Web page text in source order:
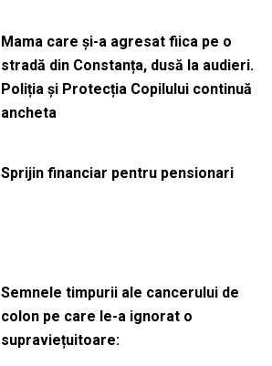
Mama care și-a agresat fiica pe o
stradă din Constanța, dusă la audieri.
Poliția și Protecția Copilului continuă
ancheta
Sprijin financiar pentru pensionari
Semnele timpurii ale cancerului de
colon pe care le-a ignorat o
supraviețuitoare: